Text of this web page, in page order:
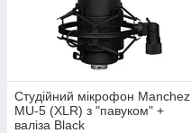
Студійний мікрофон Manchez
MU-5 (XLR) з "павуком" +
валіза Black